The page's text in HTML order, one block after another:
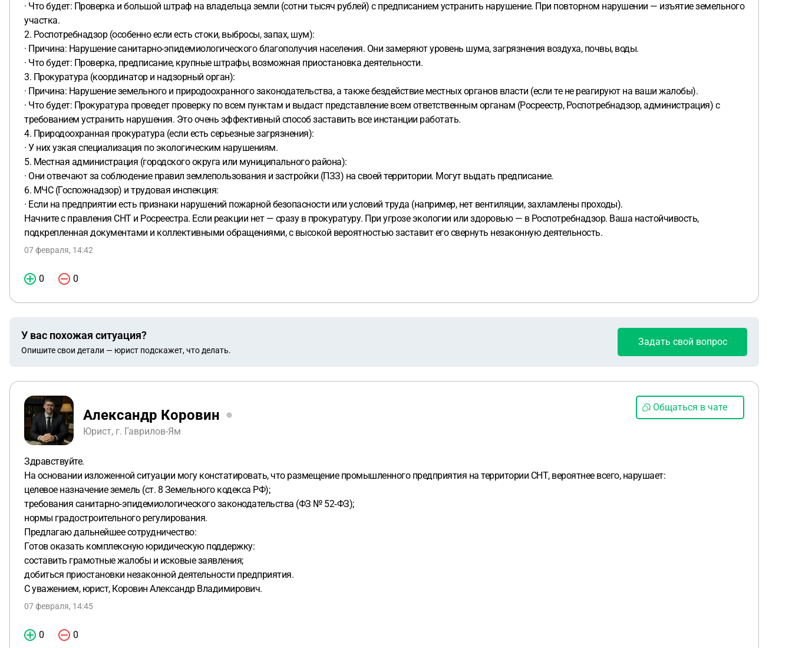
· Что будет: Проверка и большой штраф на владельца земли (сотни тысяч рублей) с предписанием устранить нарушение. При повторном нарушении — изъятие земельного
участка.
2. Роспотребнадзор (особенно если есть стоки, выбросы, запах, шум):
· Причина: Нарушение санитарно-эпидемиологического благополучия населения. Они замеряют уровень шума, загрязнения воздуха, почвы, воды.
· Что будет: Проверка, предписание, крупные штрафы, возможная приостановка деятельности.
3. Прокуратура (координатор и надзорный орган):
· Причина: Нарушение земельного и природоохранного законодательства, а также бездействие местных органов власти (если те не реагируют на ваши жалобы).
· Что будет: Прокуратура проведет проверку по всем пунктам и выдаст представление всем ответственным органам (Росреестр, Роспотребнадзор, администрация) с
требованием устранить нарушения. Это очень эффективный способ заставить все инстанции работать.
4. Природоохранная прокуратура (если есть серьезные загрязнения):
· У них узкая специализация по экологическим нарушениям.
5. Местная администрация (городского округа или муниципального района):
· Они отвечают за соблюдение правил землепользования и застройки (ПЗЗ) на своей территории. Могут выдать предписание.
6. МЧС (Госпожнадзор) и трудовая инспекция:
· Если на предприятии есть признаки нарушений пожарной безопасности или условий труда (например, нет вентиляции, захламлены проходы).
Начните с правления СНТ и Росреестра. Если реакции нет — сразу в прокуратуру. При угрозе экологии или здоровью — в Роспотребнадзор. Ваша настойчивость,
подкрепленная документами и коллективными обращениями, с высокой вероятностью заставит его свернуть незаконную деятельность.
07 февраля, 14:42
0 0
У вас похожая ситуация?
Опишите свои детали — юрист подскажет, что делать.
Задать свой вопрос
Александр Коровин
Юрист, г. Гаврилов-Ям
Общаться в чате
Здравствуйте.
На основании изложенной ситуации могу констатировать, что размещение промышленного предприятия на территории СНТ, вероятнее всего, нарушает:
целевое назначение земель (ст. 8 Земельного кодекса РФ);
требования санитарно‑эпидемиологического законодательства (ФЗ № 52‑ФЗ);
нормы градостроительного регулирования.
Предлагаю дальнейшее сотрудничество:
Готов оказать комплексную юридическую поддержку:
составить грамотные жалобы и исковые заявления;
добиться приостановки незаконной деятельности предприятия.
С уважением, юрист, Коровин Александр Владимирович.
07 февраля, 14:45
0 0